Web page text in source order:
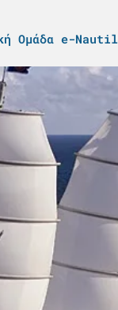
Ομάδα e-